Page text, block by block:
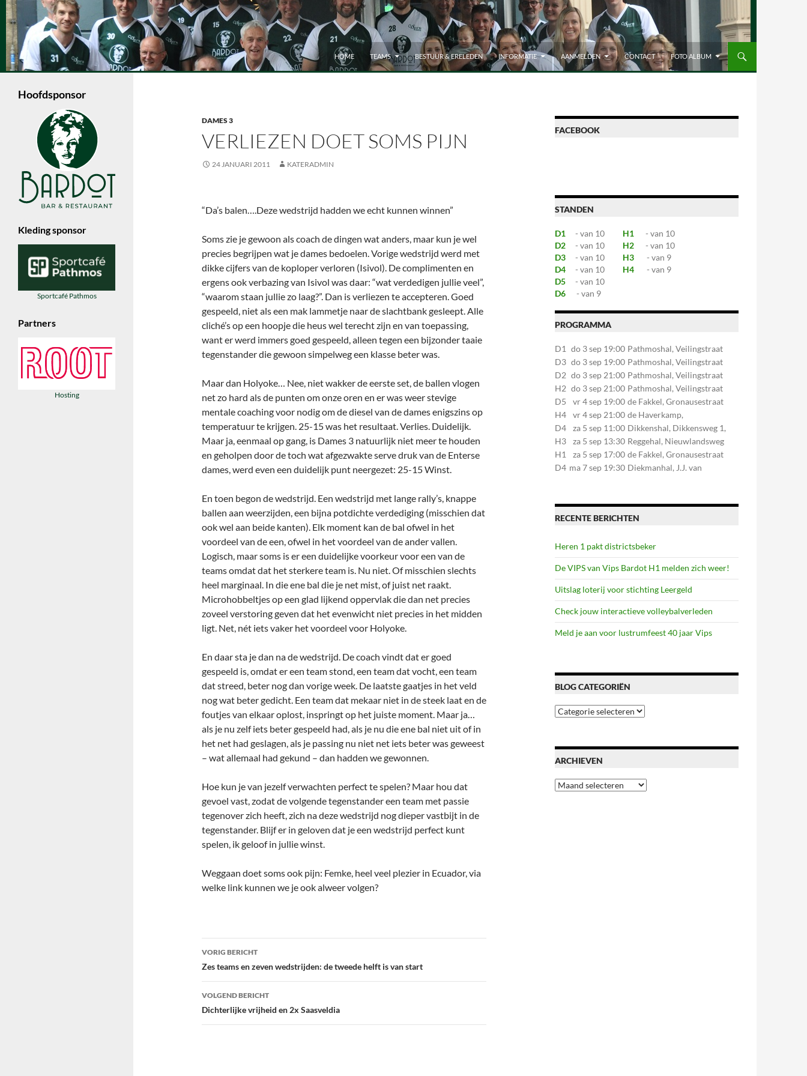
Ga
naar
de
inhoud
Volleybalvereniging Vips Bardot
Zoeken
HOME TEAMS BESTUUR & ERELEDEN INFORMATIE AANMELDEN CONTACT FOTO ALBUM
DAMES 3
VERLIEZEN DOET SOMS PIJN
24 JANUARI 2011 KATERADMIN
“Da’s balen….Deze wedstrijd hadden we echt kunnen winnen”
Soms zie je gewoon als coach de dingen wat anders, maar kun je wel
precies begrijpen wat je dames bedoelen. Vorige wedstrijd werd met
dikke cijfers van de koploper verloren (Isivol). De complimenten en
ergens ook verbazing van Isivol was daar: “wat verdedigen jullie veel”,
“waarom staan jullie zo laag?”. Dan is verliezen te accepteren. Goed
gespeeld, niet als een mak lammetje naar de slachtbank gesleept. Alle
cliché’s op een hoopje die heus wel terecht zijn en van toepassing,
want er werd immers goed gespeeld, alleen tegen een bijzonder taaie
tegenstander die gewoon simpelweg een klasse beter was.
Maar dan Holyoke… Nee, niet wakker de eerste set, de ballen vlogen
net zo hard als de punten om onze oren en er was weer stevige
mentale coaching voor nodig om de diesel van de dames enigszins op
temperatuur te krijgen. 25-15 was het resultaat. Verlies. Duidelijk.
Maar ja, eenmaal op gang, is Dames 3 natuurlijk niet meer te houden
en geholpen door de toch wat afgezwakte serve druk van de Enterse
dames, werd even een duidelijk punt neergezet: 25-15 Winst.
En toen begon de wedstrijd. Een wedstrijd met lange rally’s, knappe
ballen aan weerzijden, een bijna potdichte verdediging (misschien dat
ook wel aan beide kanten). Elk moment kan de bal ofwel in het
voordeel van de een, ofwel in het voordeel van de ander vallen.
Logisch, maar soms is er een duidelijke voorkeur voor een van de
teams omdat dat het sterkere team is. Nu niet. Of misschien slechts
heel marginaal. In die ene bal die je net mist, of juist net raakt.
Microhobbeltjes op een glad lijkend oppervlak die dan net precies
zoveel verstoring geven dat het evenwicht niet precies in het midden
ligt. Net, nét iets vaker het voordeel voor Holyoke.
En daar sta je dan na de wedstrijd. De coach vindt dat er goed
gespeeld is, omdat er een team stond, een team dat vocht, een team
dat streed, beter nog dan vorige week. De laatste gaatjes in het veld
nog wat beter gedicht. Een team dat mekaar niet in de steek laat en de
foutjes van elkaar oplost, inspringt op het juiste moment. Maar ja…
als je nu zelf iets beter gespeeld had, als je nu die ene bal niet uit of in
het net had geslagen, als je passing nu niet net iets beter was geweest
– wat allemaal had gekund – dan hadden we gewonnen.
Hoe kun je van jezelf verwachten perfect te spelen? Maar hou dat
gevoel vast, zodat de volgende tegenstander een team met passie
tegenover zich heeft, zich na deze wedstrijd nog dieper vastbijt in de
tegenstander. Blijf er in geloven dat je een wedstrijd perfect kunt
spelen, ik geloof in jullie winst.
Weggaan doet soms ook pijn: Femke, heel veel plezier in Ecuador, via
welke link kunnen we je ook alweer volgen?
Bericht
navigatie
VORIG BERICHT
Zes teams en zeven wedstrijden: de tweede helft is van start
VOLGEND BERICHT
Dichterlijke vrijheid en 2x Saasveldia
FACEBOOK
STANDEN
D1 - van 10 H1
- van 10
D2
- van 10 H2
- van 10
D3
- van 10 H3
- van 9
D4
- van 10 H4
- van 9
D5
- van 10
D6
- van 9
PROGRAMMA
D1 do 3 sep 19:00 Pathmoshal, Veilingstraat
20, 7545LZ Enschede
D3 do 3 sep 19:00 Pathmoshal, Veilingstraat
20, 7545LZ Enschede
D2 do 3 sep 21:00 Pathmoshal, Veilingstraat
20, 7545LZ Enschede
H2 do 3 sep 21:00 Pathmoshal, Veilingstraat
20, 7545LZ Enschede
D5 vr 4 sep 19:00 de Fakkel, Gronausestraat
107, 7581CE Losser
H4 vr 4 sep 21:00 de Haverkamp,
Stationsstraat 30, 7475AM
Markelo
D4 za 5 sep 11:00 Dikkenshal, Dikkensweg 1,
7641CC Wierden
H3 za 5 sep 13:30 Reggehal, Nieuwlandsweg
1, 7461VP Rijssen
H1 za 5 sep 17:00 de Fakkel, Gronausestraat
107, 7581CE Losser
D4 ma 7 sep 19:30 Diekmanhal, J.J. van
RECENTE BERICHTEN
Heren 1 pakt districtsbeker
De VIPS van Vips Bardot H1 melden zich weer!
Uitslag loterij voor stichting Leergeld
Check jouw interactieve volleybalverleden
Meld je aan voor lustrumfeest 40 jaar Vips
BLOG CATEGORIËN
Blog
categoriën
ARCHIEVEN
Archieven
Enschede die met 6 dames- en 4
herenteams in de Nevobo competitie
Hoofdsponsor
Kleding sponsor
Sportcafé Pathmos
Partners
Hosting